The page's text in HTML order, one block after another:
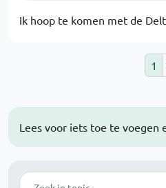
Lees voor iets toe te voegen
Zoek
Ik hoop te komen met de
1